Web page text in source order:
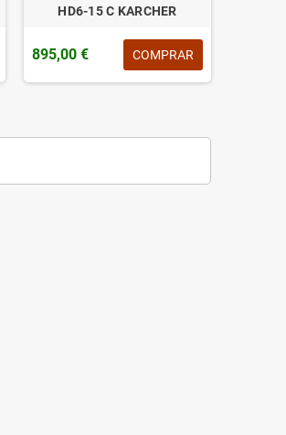
HD6-15 C KARCHER
895,00 € COMPRAR